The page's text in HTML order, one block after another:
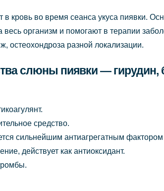
кровь во время сеанса укуса пиявки.
весь организм и помогают в терапии
остеохондроза разной локализации.
слюны пиявки — гирудин,
средство.
сильнейшим антиагрегатным
действует как антиоксидант.